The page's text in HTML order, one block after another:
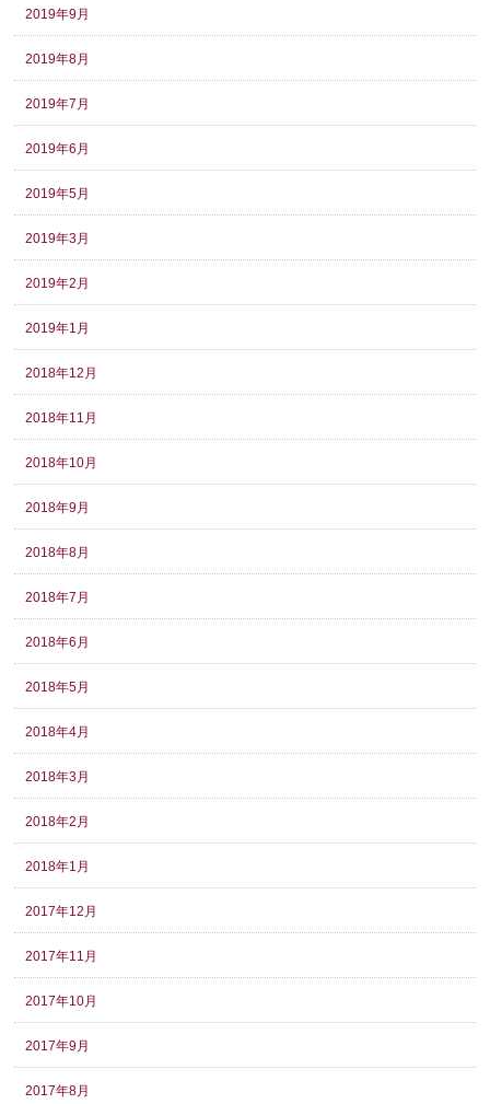
2019年9月
2019年8月
2019年7月
2019年6月
2019年5月
2019年3月
2019年2月
2019年1月
2018年12月
2018年11月
2018年10月
2018年9月
2018年8月
2018年7月
2018年6月
2018年5月
2018年4月
2018年3月
2018年2月
2018年1月
2017年12月
2017年11月
2017年10月
2017年9月
2017年8月